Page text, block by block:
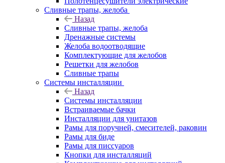
Сливные трапы, желоба
Назад
Сливные трапы, желоба
Дренажные системы
Желоба водоотводящие
Комплектующие для желобов
Решетки для желобов
Сливные трапы
Системы инсталляции
Назад
Системы инсталляции
Встраиваемые бачки
Инсталляции для унитазов
Рамы для поручней, смесителей, раковин
Рамы для биде
Рамы для писсуаров
Кнопки для инсталляций